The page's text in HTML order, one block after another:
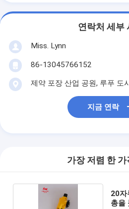
연락처 세부
Miss. Lynn
86-13045766152
제약 포장 산업 공원, 루푸 도
지금 연락
가장 저렴 한
20자
총을